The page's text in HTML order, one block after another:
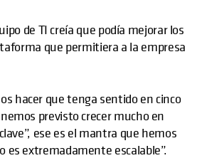
de TI creía que podía mejorar los
que permitiera a la empresa
hacer que tenga sentido en cinco
previsto crecer mucho en
ese es el mantra que hemos
extremadamente escalable”.